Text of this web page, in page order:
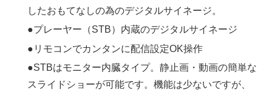
したおもてなしの為のデジタルサイネージ。
●プレーヤー（STB）内蔵のデジタルサイネージ
●リモコンでカンタンに配信設定OK操作
●STBはモニター内臓タイプ。静止画・動画の簡単な
スライドショーが可能です。機能は少ないですが、